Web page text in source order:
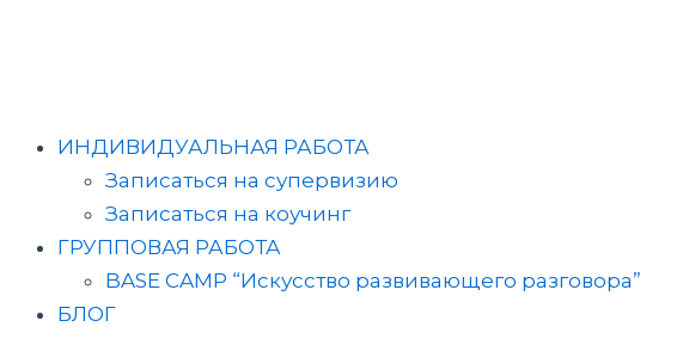
ИНДИВИДУАЛЬНАЯ РАБОТА
Записаться на супервизию
Записаться на коучинг
ГРУППОВАЯ РАБОТА
BASE CAMP “Искусство развивающего разговора”
БЛОГ